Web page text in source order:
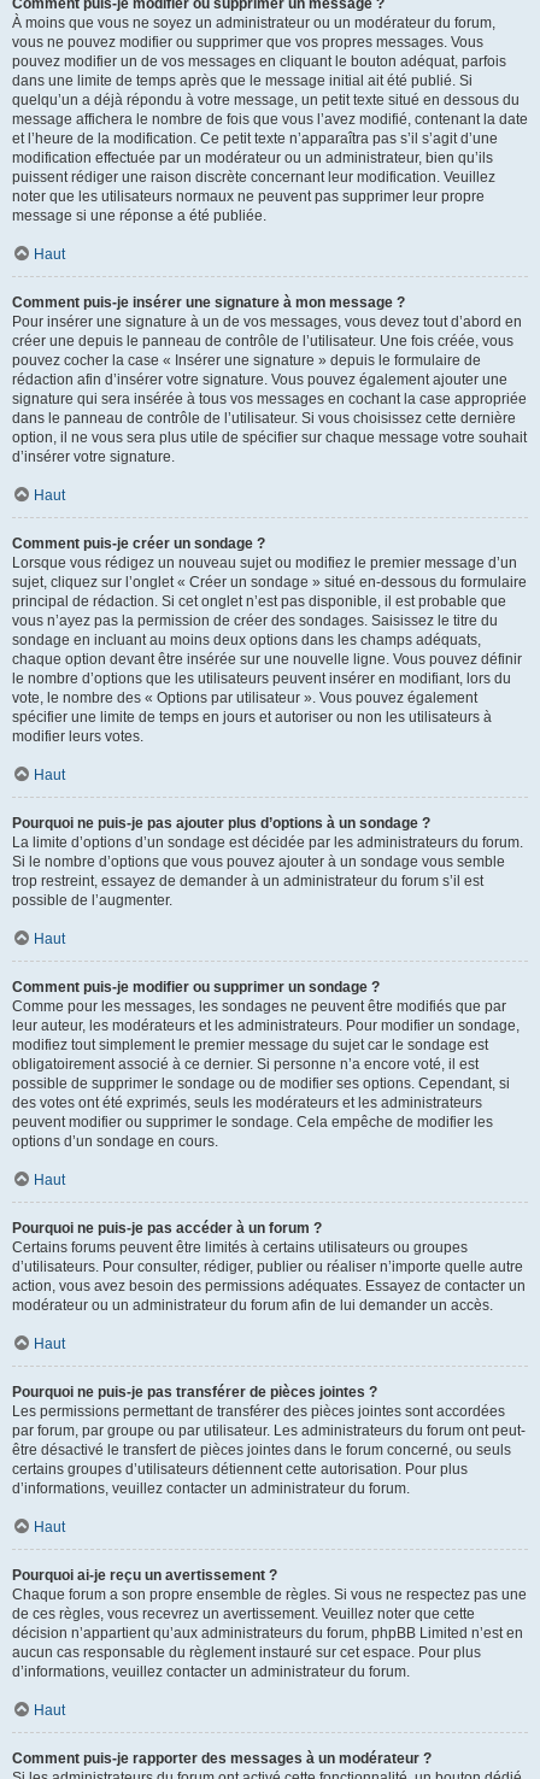
Comment puis-je modifier ou supprimer un message ?
À moins que vous ne soyez un administrateur ou un modérateur du forum,
vous ne pouvez modifier ou supprimer que vos propres messages. Vous
pouvez modifier un de vos messages en cliquant le bouton adéquat, parfois
dans une limite de temps après que le message initial ait été publié. Si
quelqu’un a déjà répondu à votre message, un petit texte situé en dessous du
message affichera le nombre de fois que vous l’avez modifié, contenant la date
et l’heure de la modification. Ce petit texte n’apparaîtra pas s’il s’agit d’une
modification effectuée par un modérateur ou un administrateur, bien qu’ils
puissent rédiger une raison discrète concernant leur modification. Veuillez
noter que les utilisateurs normaux ne peuvent pas supprimer leur propre
message si une réponse a été publiée.
Haut
Comment puis-je insérer une signature à mon message ?
Pour insérer une signature à un de vos messages, vous devez tout d’abord en
créer une depuis le panneau de contrôle de l’utilisateur. Une fois créée, vous
pouvez cocher la case « Insérer une signature » depuis le formulaire de
rédaction afin d’insérer votre signature. Vous pouvez également ajouter une
signature qui sera insérée à tous vos messages en cochant la case appropriée
dans le panneau de contrôle de l’utilisateur. Si vous choisissez cette dernière
option, il ne vous sera plus utile de spécifier sur chaque message votre souhait
d’insérer votre signature.
Haut
Comment puis-je créer un sondage ?
Lorsque vous rédigez un nouveau sujet ou modifiez le premier message d’un
sujet, cliquez sur l’onglet « Créer un sondage » situé en-dessous du formulaire
principal de rédaction. Si cet onglet n’est pas disponible, il est probable que
vous n’ayez pas la permission de créer des sondages. Saisissez le titre du
sondage en incluant au moins deux options dans les champs adéquats,
chaque option devant être insérée sur une nouvelle ligne. Vous pouvez définir
le nombre d’options que les utilisateurs peuvent insérer en modifiant, lors du
vote, le nombre des « Options par utilisateur ». Vous pouvez également
spécifier une limite de temps en jours et autoriser ou non les utilisateurs à
modifier leurs votes.
Haut
Pourquoi ne puis-je pas ajouter plus d’options à un sondage ?
La limite d’options d’un sondage est décidée par les administrateurs du forum.
Si le nombre d’options que vous pouvez ajouter à un sondage vous semble
trop restreint, essayez de demander à un administrateur du forum s’il est
possible de l’augmenter.
Haut
Comment puis-je modifier ou supprimer un sondage ?
Comme pour les messages, les sondages ne peuvent être modifiés que par
leur auteur, les modérateurs et les administrateurs. Pour modifier un sondage,
modifiez tout simplement le premier message du sujet car le sondage est
obligatoirement associé à ce dernier. Si personne n’a encore voté, il est
possible de supprimer le sondage ou de modifier ses options. Cependant, si
des votes ont été exprimés, seuls les modérateurs et les administrateurs
peuvent modifier ou supprimer le sondage. Cela empêche de modifier les
options d’un sondage en cours.
Haut
Pourquoi ne puis-je pas accéder à un forum ?
Certains forums peuvent être limités à certains utilisateurs ou groupes
d’utilisateurs. Pour consulter, rédiger, publier ou réaliser n’importe quelle autre
action, vous avez besoin des permissions adéquates. Essayez de contacter un
modérateur ou un administrateur du forum afin de lui demander un accès.
Haut
Pourquoi ne puis-je pas transférer de pièces jointes ?
Les permissions permettant de transférer des pièces jointes sont accordées
par forum, par groupe ou par utilisateur. Les administrateurs du forum ont peut-
être désactivé le transfert de pièces jointes dans le forum concerné, ou seuls
certains groupes d’utilisateurs détiennent cette autorisation. Pour plus
d’informations, veuillez contacter un administrateur du forum.
Haut
Pourquoi ai-je reçu un avertissement ?
Chaque forum a son propre ensemble de règles. Si vous ne respectez pas une
de ces règles, vous recevrez un avertissement. Veuillez noter que cette
décision n’appartient qu’aux administrateurs du forum, phpBB Limited n’est en
aucun cas responsable du règlement instauré sur cet espace. Pour plus
d’informations, veuillez contacter un administrateur du forum.
Haut
Comment puis-je rapporter des messages à un modérateur ?